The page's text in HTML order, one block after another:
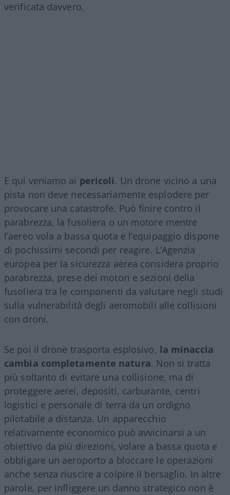
verificata davvero.
E qui veniamo ai pericoli. Un drone vicino a una
pista non deve necessariamente esplodere per
provocare una catastrofe. Può finire contro il
parabrezza, la fusoliera o un motore mentre
l’aereo vola a bassa quota e l’equipaggio dispone
di pochissimi secondi per reagire. L’Agenzia
europea per la sicurezza aerea considera proprio
parabrezza, prese dei motori e sezioni della
fusoliera tra le componenti da valutare negli studi
sulla vulnerabilità degli aeromobili alle collisioni
con droni.
Se poi il drone trasporta esplosivo, la minaccia
cambia completamente natura. Non si tratta
più soltanto di evitare una collisione, ma di
proteggere aerei, depositi, carburante, centri
logistici e personale di terra da un ordigno
pilotabile a distanza. Un apparecchio
relativamente economico può avvicinarsi a un
obiettivo da più direzioni, volare a bassa quota e
obbligare un aeroporto a bloccare le operazioni
anche senza riuscire a colpire il bersaglio. In altre
parole, per infliggere un danno strategico non è